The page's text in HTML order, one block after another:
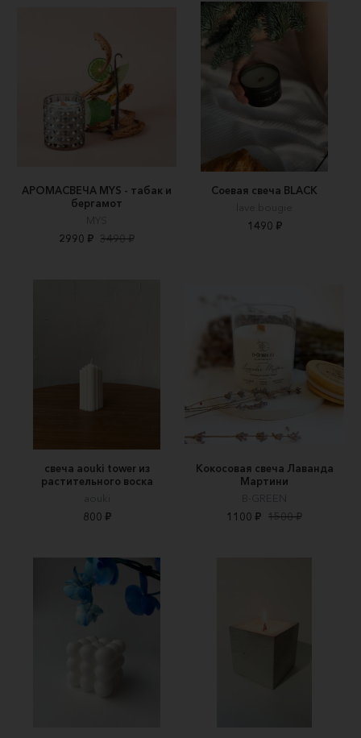
АРОМАСВЕЧА MYS - табак и
бергамот
MYS
2990 ₽ 3490 ₽
Соевая свеча BLACK
lave.bougie
1490 ₽
свеча aouki tower из
растительного воска
aouki
800 ₽
Кокосовая свеча Лаванда
Мартини
B-GREEN
1100 ₽ 1500 ₽